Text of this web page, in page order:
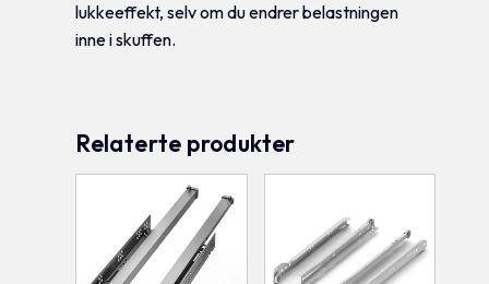
lukkeeffekt, selv om du endrer belastningen
inne i skuffen.
Relaterte produkter